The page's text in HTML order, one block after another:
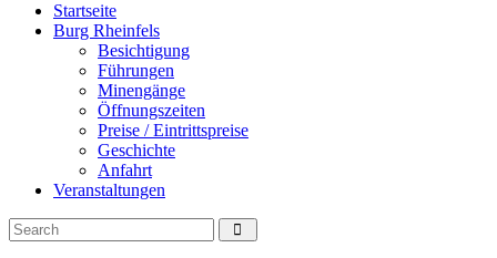
Startseite
Burg Rheinfels
Besichtigung
Führungen
Minengänge
Öffnungszeiten
Preise / Eintrittspreise
Geschichte
Anfahrt
Veranstaltungen